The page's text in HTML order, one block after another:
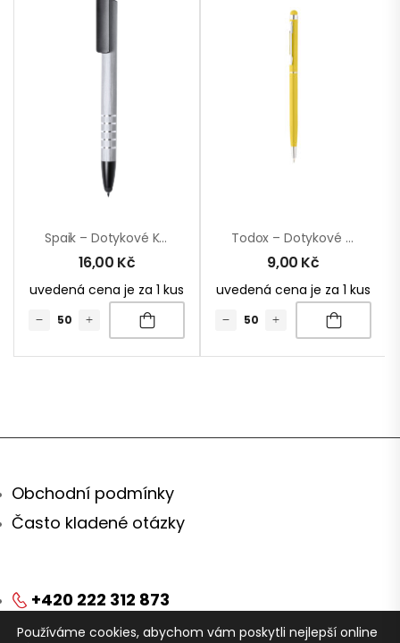
Spaik – Dotykové Kuličkové Pero
16,00 Kč
uvedená cena je za 1 kus
Todox – Dotykové Kuličkové Pero
9,00 Kč
uvedená cena je za 1 kus
Obchodní podmínky
Často kladené otázky
+420 222 312 873
obchod@arei.cz
Používáme cookies, abychom vám poskytli nejlepší online